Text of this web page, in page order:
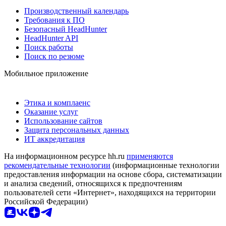
Производственный календарь
Требования к ПО
Безопасный HeadHunter
HeadHunter API
Поиск работы
Поиск по резюме
Мобильное приложение
Этика и комплаенс
Оказание услуг
Использование сайтов
Защита персональных данных
ИТ аккредитация
На информационном ресурсе hh.ru применяются
рекомендательные технологии (информационные технологии
предоставления информации на основе сбора, систематизации
и анализа сведений, относящихся к предпочтениям
пользователей сети «Интернет», находящихся на территории
Российской Федерации)